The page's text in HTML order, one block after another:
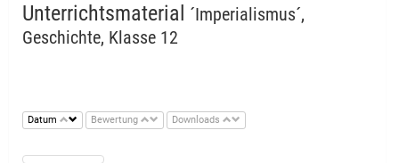
Unterrichtsmaterial ´Imperialismus´,
Geschichte, Klasse 12
Datum Bewertung Downloads